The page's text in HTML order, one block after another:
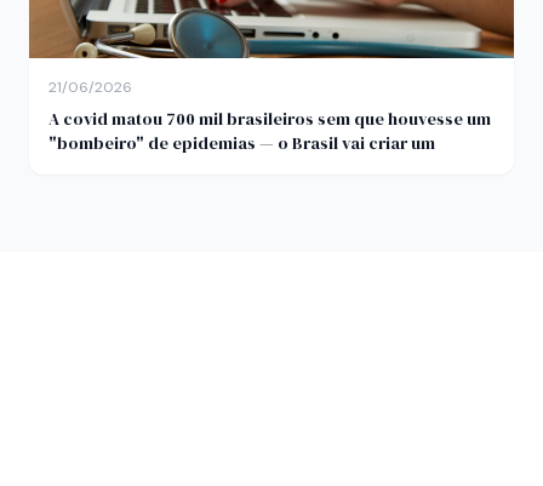
21/06/2026
A covid matou 700 mil brasileiros sem que houvesse um
"bombeiro" de epidemias — o Brasil vai criar um